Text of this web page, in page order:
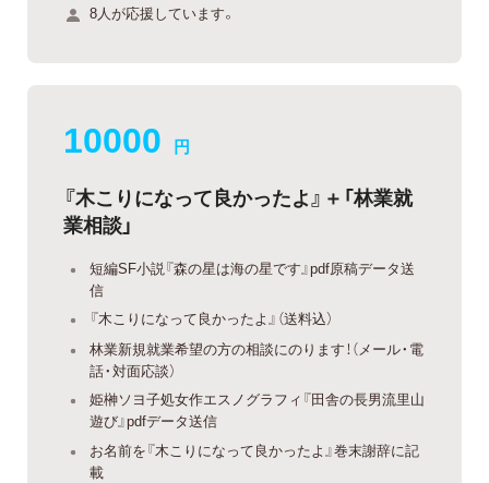
8人が応援しています。
10000 円
『木こりになって良かったよ』＋「林業就
業相談」
短編SF小説『森の星は海の星です』pdf原稿データ送
信
『木こりになって良かったよ』（送料込）
林業新規就業希望の方の相談にのります！（メール・電
話・対面応談）
姫榊ソヨ子処女作エスノグラフィ『田舎の長男流里山
遊び』pdfデータ送信
お名前を『木こりになって良かったよ』巻末謝辞に記
載